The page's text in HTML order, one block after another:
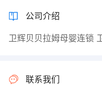
公司介绍
卫辉贝贝拉姆母婴连锁
联系我们